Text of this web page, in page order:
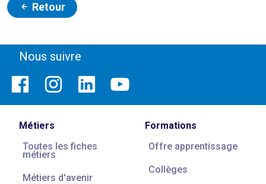
Retour
Nous suivre
Métiers
Toutes les fiches
métiers
Métiers d'avenir
Formations
Offre apprentissage
Collèges